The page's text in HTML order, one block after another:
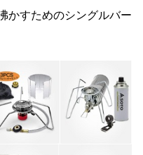
かすためのシングルバー